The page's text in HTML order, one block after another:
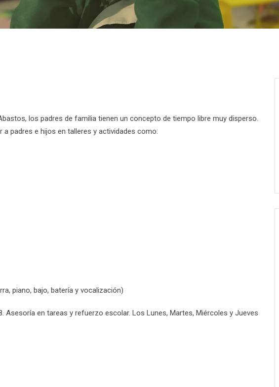
los padres de familia tienen un concepto de tiempo libre muy disperso.
padres e hijos en talleres y actividades como:
piano, bajo, batería y vocalización)
Asesoría en tareas y refuerzo escolar. Los Lunes, Martes, Miércoles y Jueves